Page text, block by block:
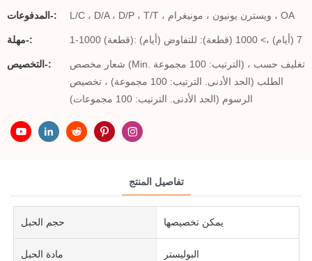
المدفوعات-: L/C ، D/A ، D/P ، T/T ، ويسترن يونيون ، مونيغرام ، OA
مهلة-: 1-1000 (قطعة): 7 (أيام) ،> 1000 (قطعة): للتفاوض (أيام)
التخصيص-:
شعار مخصص (Min. الترتيب: 100 مجموعة) ، تغليف حسب
الطلب (الحد الأدنى. الترتيب: 100 مجموعة) ، تخصيص
الرسوم (الحد الأدنى. الترتيب: 100 مجموعات)
تفاصيل المنتج
حجم الحبل يمكن تخصيصها
مادة الحبل البوليستر